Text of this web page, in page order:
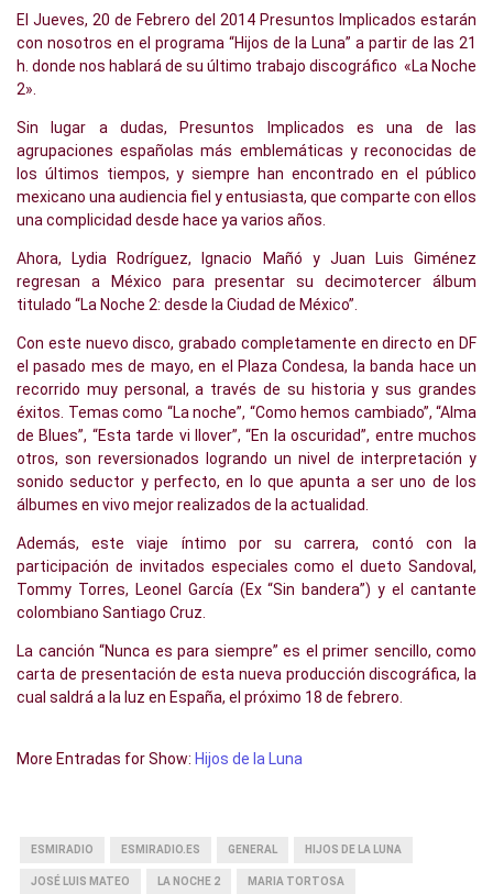
El Jueves, 20 de Febrero del 2014 Presuntos Implicados estarán
con nosotros en el programa “Hijos de la Luna” a partir de las 21
h. donde nos hablará de su último trabajo discográfico «La Noche
2».
Sin lugar a dudas, Presuntos Implicados es una de las
agrupaciones españolas más emblemáticas y reconocidas de
los últimos tiempos, y siempre han encontrado en el público
mexicano una audiencia fiel y entusiasta, que comparte con ellos
una complicidad desde hace ya varios años.
Ahora, Lydia Rodríguez, Ignacio Mañó y Juan Luis Giménez
regresan a México para presentar su decimotercer álbum
titulado “La Noche 2: desde la Ciudad de México”.
Con este nuevo disco, grabado completamente en directo en DF
el pasado mes de mayo, en el Plaza Condesa, la banda hace un
recorrido muy personal, a través de su historia y sus grandes
éxitos. Temas como “La noche”, “Como hemos cambiado”, “Alma
de Blues”, “Esta tarde vi llover”, “En la oscuridad”, entre muchos
otros, son reversionados logrando un nivel de interpretación y
sonido seductor y perfecto, en lo que apunta a ser uno de los
álbumes en vivo mejor realizados de la actualidad.
Además, este viaje íntimo por su carrera, contó con la
participación de invitados especiales como el dueto Sandoval,
Tommy Torres, Leonel García (Ex “Sin bandera”) y el cantante
colombiano Santiago Cruz.
La canción “Nunca es para siempre” es el primer sencillo, como
carta de presentación de esta nueva producción discográfica, la
cual saldrá a la luz en España, el próximo 18 de febrero.
More Entradas for Show: Hijos de la Luna
ESMIRADIO ESMIRADIO.ES GENERAL HIJOS DE LA LUNA
JOSÉ LUIS MATEO LA NOCHE 2 MARIA TORTOSA